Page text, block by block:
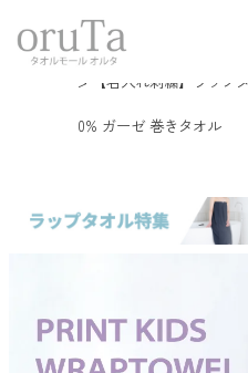
トップページ
【名入れ刺繍】ラッ
0% ガーゼ 巻きタオル